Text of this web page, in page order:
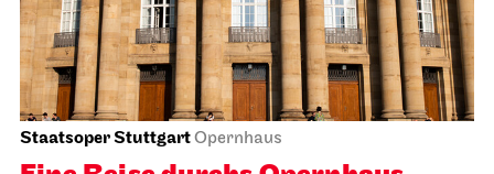
Staatsoper StuttgartOpernhaus